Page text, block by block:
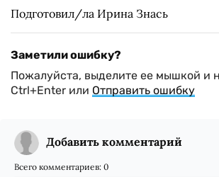
Подготовил/ла Ирина Знась
Заметили ошибку?
Пожалуйста, выделите ее мышкой и
Ctrl+Enter или Отправить ошибку
Добавить комментарий
Всего комментариев: 0